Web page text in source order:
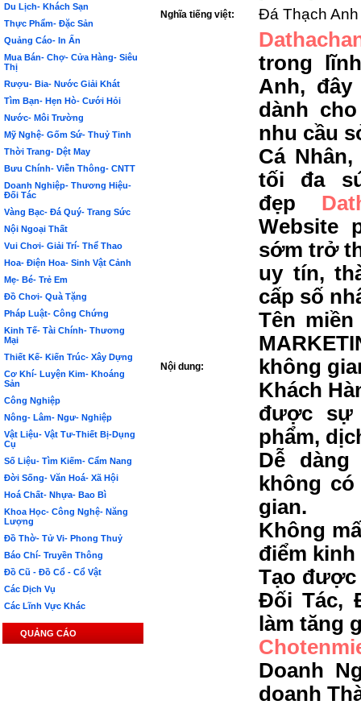
Du Lịch- Khách Sạn
Thực Phẩm- Đặc Sản
Quảng Cáo- In Ấn
Mua Bán- Chợ- Cửa Hàng- Siêu
Thị
Rượu- Bia- Nước Giải Khát
Tìm Bạn- Hẹn Hò- Cưới Hỏi
Nước- Môi Trường
Mỹ Nghệ- Gốm Sứ- Thuỷ Tinh
Thời Trang- Dệt May
Bưu Chính- Viễn Thông- CNTT
Doanh Nghiệp- Thương Hiệu-
Đối Tác
Vàng Bạc- Đá Quý- Trang Sức
Nội Ngoại Thất
Vui Chơi- Giải Trí- Thể Thao
Hoa- Điện Hoa- Sinh Vật Cảnh
Mẹ- Bé- Trẻ Em
Đồ Chơi- Quà Tặng
Pháp Luật- Công Chứng
Kinh Tế- Tài Chính- Thương
Mại
Thiết Kế- Kiến Trúc- Xây Dựng
Cơ Khí- Luyện Kim- Khoáng
Sản
Công Nghiệp
Nông- Lâm- Ngư- Nghiệp
Vật Liệu- Vật Tư-Thiết Bị-Dụng
Cụ
Số Liệu- Tìm Kiếm- Cẩm Nang
Đời Sống- Văn Hoá- Xã Hội
Hoá Chất- Nhựa- Bao Bì
Khoa Học- Công Nghệ- Năng
Lượng
Đồ Thờ- Tử Vi- Phong Thuỷ
Báo Chí- Truyền Thông
Đồ Cũ - Đồ Cổ - Cổ Vật
Các Dịch Vụ
Các Lĩnh Vực Khác
QUẢNG CÁO
Nghĩa tiếng việt: Đá Thạch Anh
Nội dung:
trong
Anh,
dành
nhu cầu
Cá
tối đa
đẹp
Website
sớm trở
uy tín,
cấp số
Tên
không
Khách
được sự
phẩm,
Dễ
không
gian.
Không
điểm kinh
Tạo được
Đối Tác,
làm tăng
Doanh
doanh